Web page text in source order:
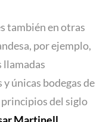
también en otras
por ejemplo,
llamadas
y únicas bodegas de
del siglo